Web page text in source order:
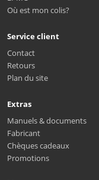
Où est mon colis?
Service client
Contact
Retours
Plan du site
Extras
Manuels & documents
Fabricant
Chèques cadeaux
Promotions